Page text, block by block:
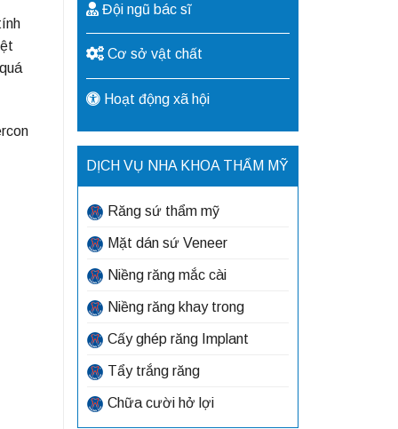
Đội ngũ bác sĩ
Cơ sở vật chất
Hoạt động xã hội
DỊCH VỤ NHA KHOA THẨM MỸ
Răng sứ thẩm mỹ
Mặt dán sứ Veneer
Niềng răng mắc cài
Niềng răng khay trong
Cấy ghép răng Implant
Tẩy trắng răng
Chữa cười hở lợi